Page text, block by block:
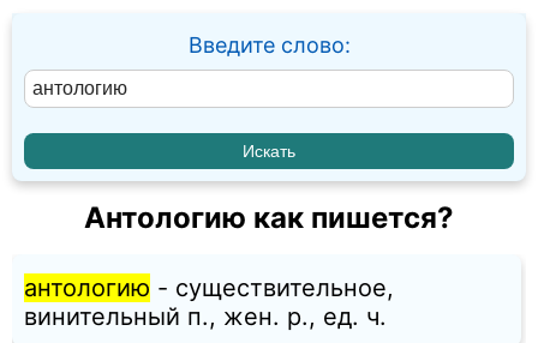
Введите слово:
Антологию как пишется?
антологию - существительное,
винительный п., жен. p., ед. ч.